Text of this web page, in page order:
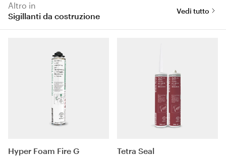
Altro in
Sigillanti da costruzione
Vedi tutto
Hyper Foam Fire G Tetra Seal